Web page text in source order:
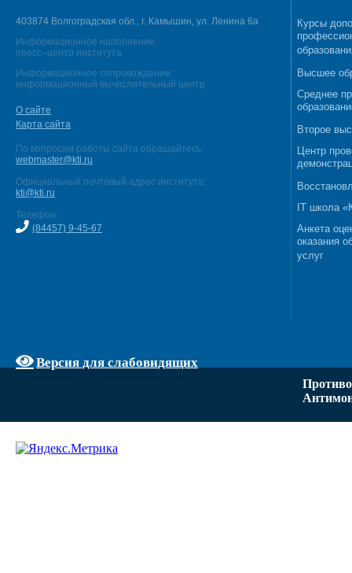
403874 Волгоградская обл., г. Камышин, ул. Ленина 6а
Информационное наполнение:
пресс–центр института
Информационное сопровождение:
информационный вычислительный центр
О сайте
Карта сайта
По вопросам работы сайта обращайтесь:
webmaster@kti.ru
Официальный почтовый адрес института:
kti@kti.ru
Телефон:
(84457) 9-45-67
Версия для слабовидящих
Курсы
Высшее
Среднее
Второе
Центр
IT школа
Анкета
оказания
услуг